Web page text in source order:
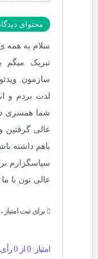
محتوای دیدگاه: 72
سلام به همه
تبریک
سازمون.
لذت بردم و
شما همسری
عالی گرفتین
باهم داشته
سپاسگزارم
عالی تون با
برای ثبت
امتیاز: 0 از 0 رأی